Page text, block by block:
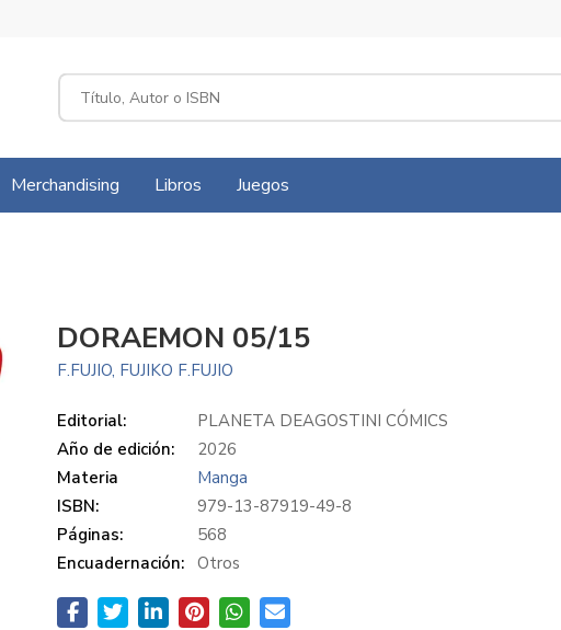
Merchandising Libros Juegos
DORAEMON 05/15
F.FUJIO, FUJIKO F.FUJIO
Editorial:
PLANETA DEAGOSTINI CÓMICS
Año de edición:
2026
Materia
Manga
ISBN:
979-13-87919-49-8
Páginas:
568
Encuadernación:
Otros